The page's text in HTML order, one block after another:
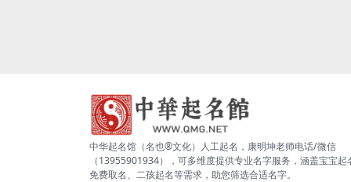
中华起名馆（名也®文化）人工起名，康明坤老师电话/微信
（13955901934），可多维度提供专业名字服务，涵盖宝宝起
免费取名、二孩起名等需求，助您筛选合适名字。